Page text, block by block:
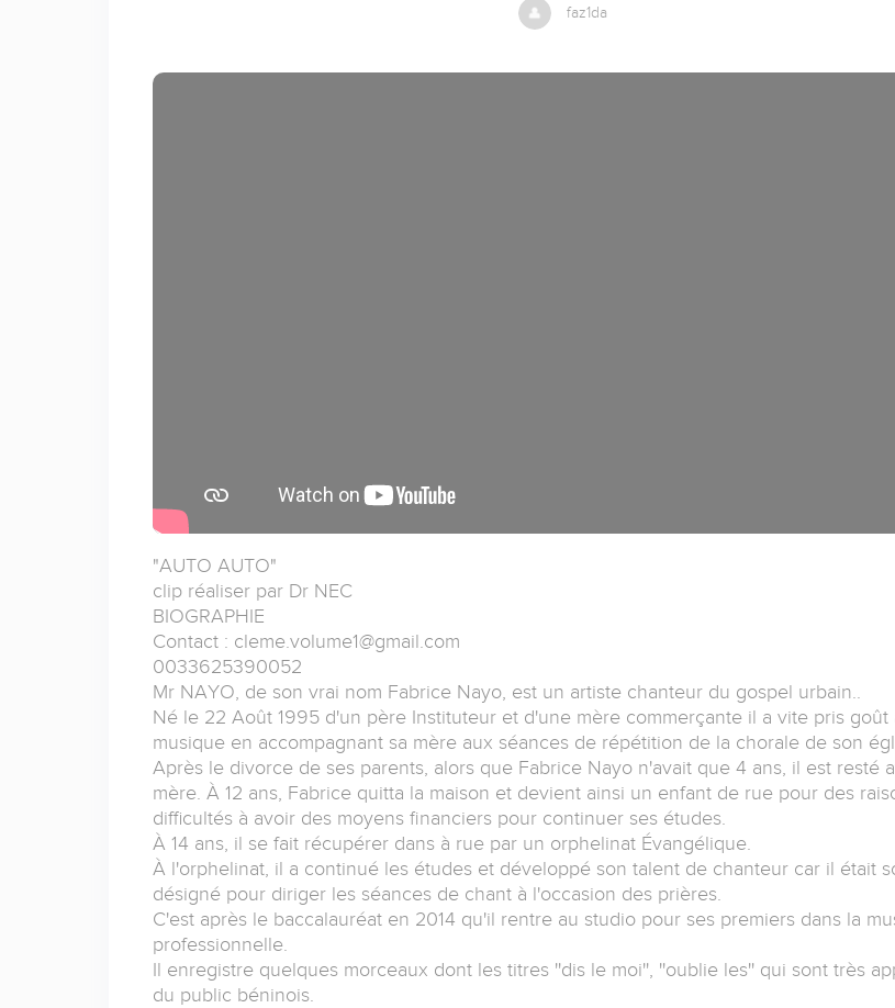
faz1da
"AUTO AUTO"
clip réaliser par Dr NEC
BIOGRAPHIE
Contact : cleme.volume1@gmail.com
0033625390052
Mr NAYO, de son vrai nom Fabrice Nayo, est un artiste chanteur du gospel urbain..
Né le 22 Août 1995 d'un père Instituteur et d'une mère commerçante il a vite pris goût
musique en accompagnant sa mère aux séances de répétition de la chorale de son
Après le divorce de ses parents, alors que Fabrice Nayo n'avait que 4 ans, il est resté
mère. À 12 ans, Fabrice quitta la maison et devient ainsi un enfant de rue pour des
difficultés à avoir des moyens financiers pour continuer ses études.
À 14 ans, il se fait récupérer dans à rue par un orphelinat Évangélique.
À l'orphelinat, il a continué les études et développé son talent de chanteur car il était
désigné pour diriger les séances de chant à l'occasion des prières.
C'est après le baccalauréat en 2014 qu'il rentre au studio pour ses premiers dans la
professionnelle.
Il enregistre quelques morceaux dont les titres ''dis le moi'', ''oublie les'' qui sont très
du public béninois.